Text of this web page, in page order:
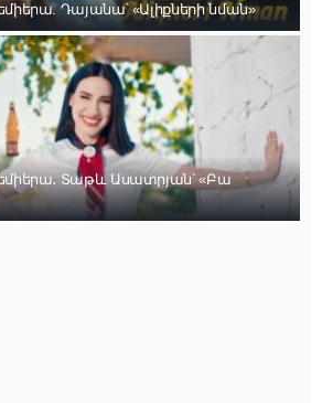
Դայանա՝ «Ալիքների նման»
Տաթև Ասատրյան՝ «Բա